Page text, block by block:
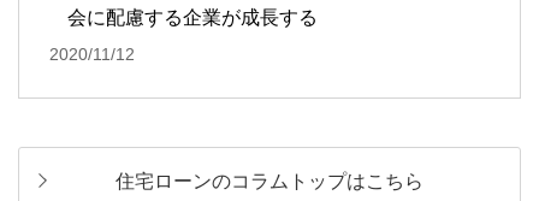
会に配慮する企業が成長する
2020/11/12
住宅ローンのコラムトップはこちら